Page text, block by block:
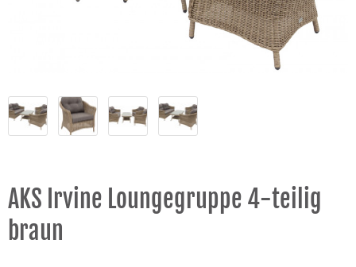
AKS Irvine Loungegruppe 4-teilig
braun